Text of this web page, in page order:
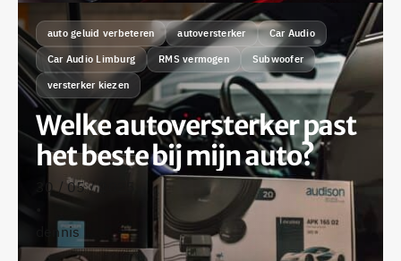
auto geluid verbeteren autoversterker Car Audio
Car Audio Limburg RMS vermogen Subwoofer
versterker kiezen
Welke autoversterker past
het beste bij mijn auto?
30 / 05 / 2025
dennis